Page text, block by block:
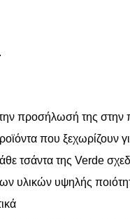
προσήλωσή της στην
που ξεχωρίζουν
τσάντα της Verde
υλικών υψηλής